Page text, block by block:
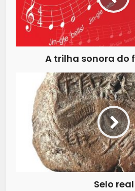
A trilha sonora do
Selo real